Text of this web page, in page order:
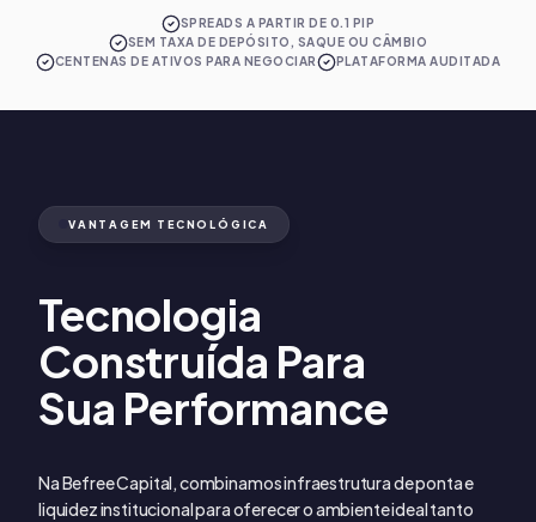
SPREADS A PARTIR DE 0.1 PIP
SEM TAXA DE DEPÓSITO, SAQUE OU CÂMBIO
CENTENAS DE ATIVOS PARA NEGOCIAR
PLATAFORMA AUDITADA
VANTAGEM TECNOLÓGICA
Tecnologia
Construída Para
Sua Performance
Na Befree Capital, combinamos infraestrutura de ponta e
liquidez institucional para oferecer o ambiente ideal tanto